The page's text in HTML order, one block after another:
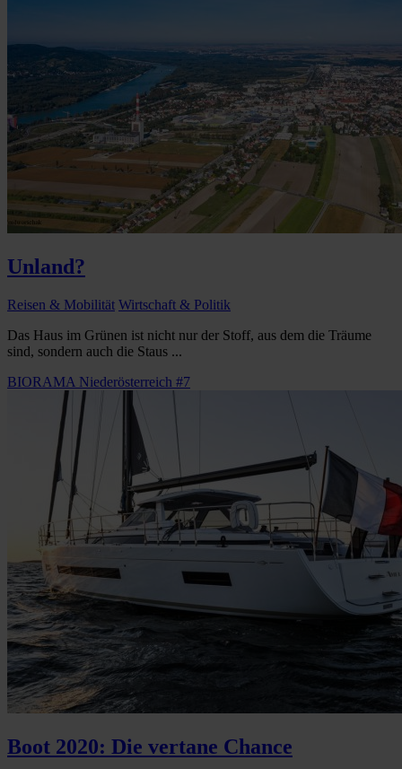
Unland?
Reisen & Mobilität Wirtschaft & Politik
Das Haus im Grünen ist nicht nur der Stoff, aus dem die Träume
sind, sondern auch die Staus ...
BIORAMA Niederösterreich #7
Boot 2020: Die vertane Chance